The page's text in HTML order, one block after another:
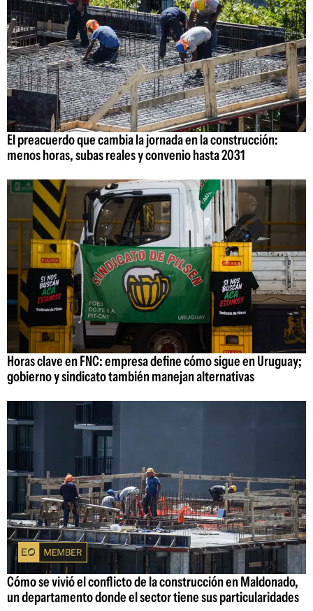
El preacuerdo que cambia la jornada en la construcción:
menos horas, subas reales y convenio hasta 2031
Horas clave en FNC: empresa define cómo sigue en Uruguay;
gobierno y sindicato también manejan alternativas
Cómo se vivió el conflicto de la construcción en Maldonado,
un departamento donde el sector tiene sus particularidades